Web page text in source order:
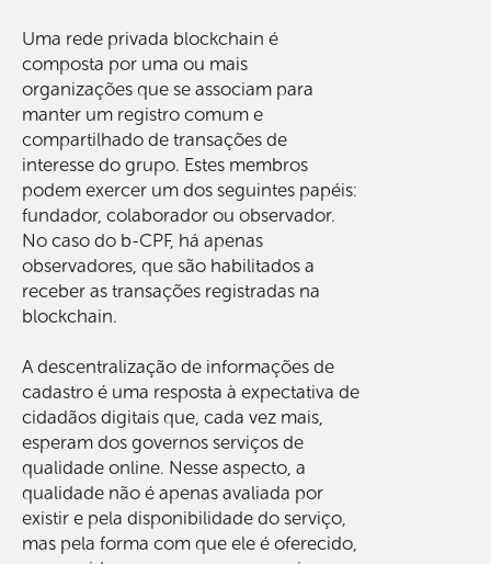
Uma rede privada blockchain é
composta por uma ou mais
organizações que se associam para
manter um registro comum e
compartilhado de transações de
interesse do grupo. Estes membros
podem exercer um dos seguintes papéis:
fundador, colaborador ou observador.
No caso do b-CPF, há apenas
observadores, que são habilitados a
receber as transações registradas na
blockchain.
A descentralização de informações de
cadastro é uma resposta à expectativa de
cidadãos digitais que, cada vez mais,
esperam dos governos serviços de
qualidade online. Nesse aspecto, a
qualidade não é apenas avaliada por
existir e pela disponibilidade do serviço,
mas pela forma com que ele é oferecido,